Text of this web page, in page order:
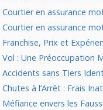
Courtier en assurance
Courtier en assurance
Franchise, Prix et
Vol : Une Préoccupation
Accidents sans Tiers
Chutes à l’Arrêt : Frais
Méfiance envers les